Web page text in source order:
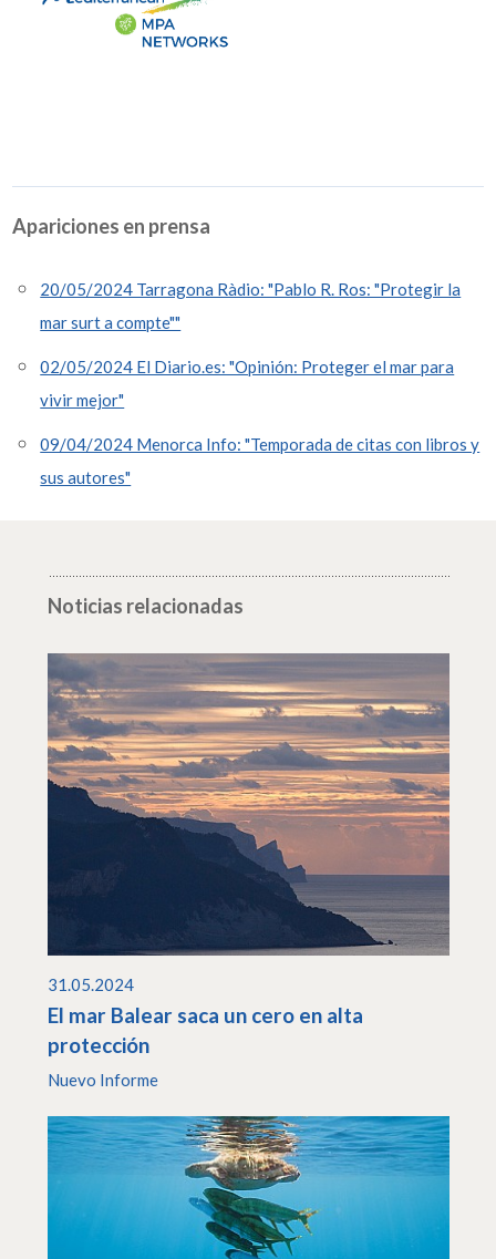
Apariciones en prensa
20/05/2024 Tarragona Ràdio: "Pablo R. Ros: "Protegir la
mar surt a compte""
02/05/2024 El Diario.es: "Opinión: Proteger el mar para
vivir mejor"
09/04/2024 Menorca Info: "Temporada de citas con libros y
sus autores"
Noticias relacionadas
31.05.2024
El mar Balear saca un cero en alta
protección
Nuevo Informe